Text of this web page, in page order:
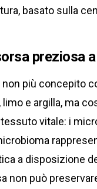
basato sulla
preziosa
non più concepito
limo e argilla, ma
vitale: i
a disposizione
non può